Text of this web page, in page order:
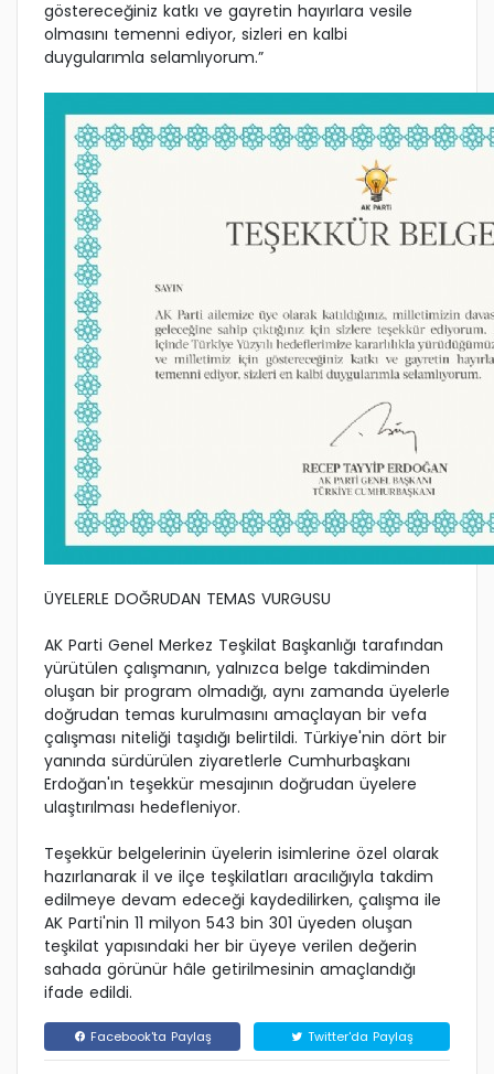
göstereceğiniz katkı ve gayretin hayırlara vesile
olmasını temenni ediyor, sizleri en kalbi
duygularımla selamlıyorum.”
ÜYELERLE DOĞRUDAN TEMAS VURGUSU
AK Parti Genel Merkez Teşkilat Başkanlığı tarafından
yürütülen çalışmanın, yalnızca belge takdiminden
oluşan bir program olmadığı, aynı zamanda üyelerle
doğrudan temas kurulmasını amaçlayan bir vefa
çalışması niteliği taşıdığı belirtildi. Türkiye'nin dört bir
yanında sürdürülen ziyaretlerle Cumhurbaşkanı
Erdoğan'ın teşekkür mesajının doğrudan üyelere
ulaştırılması hedefleniyor.
Teşekkür belgelerinin üyelerin isimlerine özel olarak
hazırlanarak il ve ilçe teşkilatları aracılığıyla takdim
edilmeye devam edeceği kaydedilirken, çalışma ile
AK Parti'nin 11 milyon 543 bin 301 üyeden oluşan
teşkilat yapısındaki her bir üyeye verilen değerin
sahada görünür hâle getirilmesinin amaçlandığı
ifade edildi.
Facebook'ta Paylaş Twitter'da Paylaş